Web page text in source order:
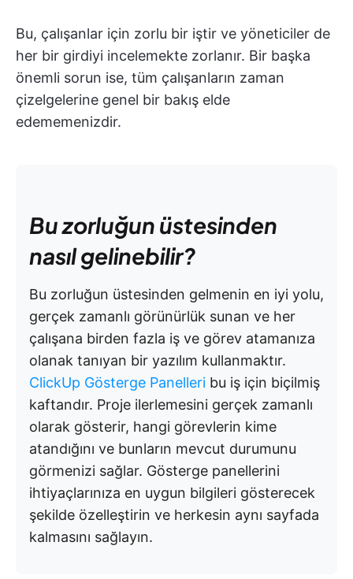
Bu, çalışanlar için zorlu bir iştir ve yöneticiler de
her bir girdiyi incelemekte zorlanır. Bir başka
önemli sorun ise, tüm çalışanların zaman
çizelgelerine genel bir bakış elde
edememenizdir.
Bu zorluğun üstesinden
nasıl gelinebilir?
Bu zorluğun üstesinden gelmenin en iyi yolu,
gerçek zamanlı görünürlük sunan ve her
çalışana birden fazla iş ve görev atamanıza
olanak tanıyan bir yazılım kullanmaktır.
ClickUp Gösterge Panelleri bu iş için biçilmiş
kaftandır. Proje ilerlemesini gerçek zamanlı
olarak gösterir, hangi görevlerin kime
atandığını ve bunların mevcut durumunu
görmenizi sağlar. Gösterge panellerini
ihtiyaçlarınıza en uygun bilgileri gösterecek
şekilde özelleştirin ve herkesin aynı sayfada
kalmasını sağlayın.